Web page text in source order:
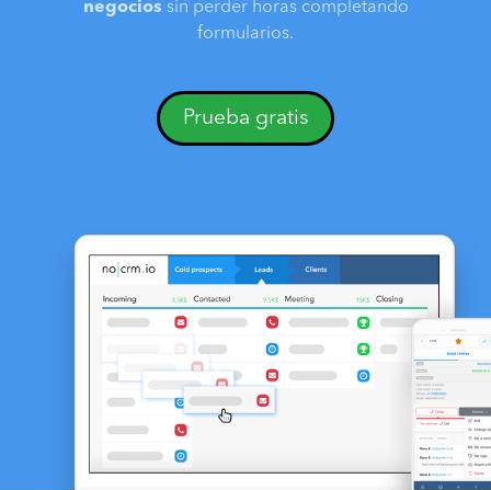
negocios sin perder horas completando
formularios.
Prueba gratis